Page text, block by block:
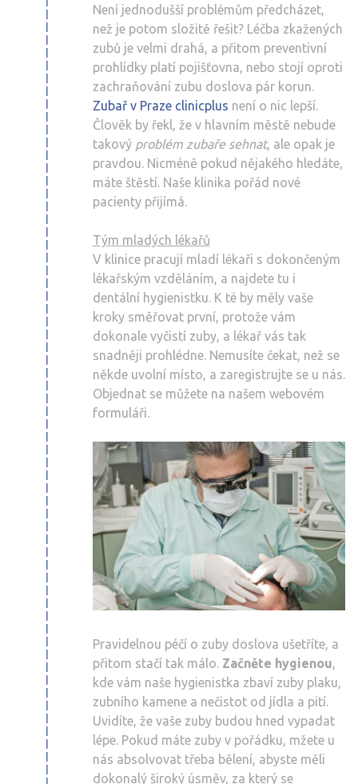
Není jednodušší problémům předcházet,
než je potom složitě řešit? Léčba zkažených
zubů je velmi drahá, a přitom preventivní
prohlídky platí pojišťovna, nebo stojí oproti
zachraňování zubu doslova pár korun.
Zubař v Praze clinicplus není o nic lepší.
Člověk by řekl, že v hlavním městě nebude
takový problém zubaře sehnat, ale opak je
pravdou. Nicméně pokud nějakého hledáte,
máte štěstí. Naše klinika pořád nové
pacienty přijímá.
Tým mladých lékařů
V klinice pracují mladí lékaři s dokončeným
lékařským vzděláním, a najdete tu i
dentální hygienistku. K té by měly vaše
kroky směřovat první, protože vám
dokonale vyčistí zuby, a lékař vás tak
snadněji prohlédne. Nemusíte čekat, než se
někde uvolní místo, a zaregistrujte se u nás.
Objednat se můžete na našem webovém
formuláři.
Pravidelnou péčí o zuby doslova ušetříte, a
přitom stačí tak málo. Začněte hygienou,
kde vám naše hygienistka zbaví zuby plaku,
zubního kamene a nečistot od jídla a pití.
Uvidíte, že vaše zuby budou hned vypadat
lépe. Pokud máte zuby v pořádku, mžete u
nás absolvovat třeba bělení, abyste měli
dokonalý široký úsměv, za který se